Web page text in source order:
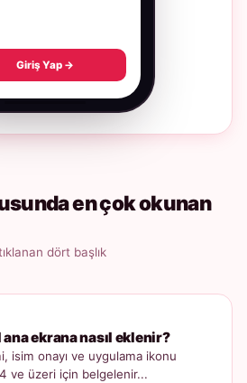
Giriş Yap →
en çok okunan
dört başlık
ekrana nasıl eklenir?
isim onayı ve uygulama ikonu
ve üzeri için belgelenir...